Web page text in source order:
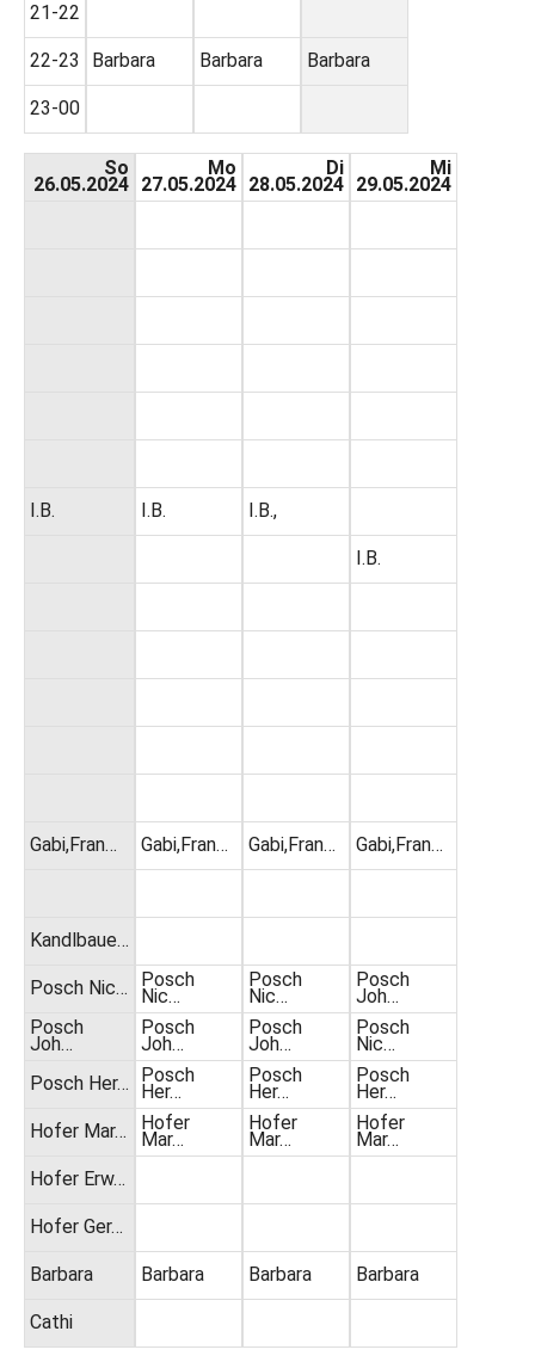
21-22
22-23
23-00
Barbara Barbara Barbara
So
26.05.2024
I.B.
Gabi,Fran…
Kandlbaue…
Posch Nic…
Posch
Joh…
Posch Her…
Hofer Mar…
Hofer Erw…
Hofer Ger…
Barbara
Cathi
Mo
27.05.2024
I.B.
Gabi,Fran…
Posch
Nic…
Posch
Joh…
Posch
Her…
Hofer
Mar…
Barbara
Di
28.05.2024
I.B.,
Gabi,Fran…
Posch
Nic…
Posch
Joh…
Posch
Her…
Hofer
Mar…
Barbara
Mi
29.05.2024
I.B.
Gabi,Fran…
Posch
Joh…
Posch
Nic…
Posch
Her…
Hofer
Mar…
Barbara